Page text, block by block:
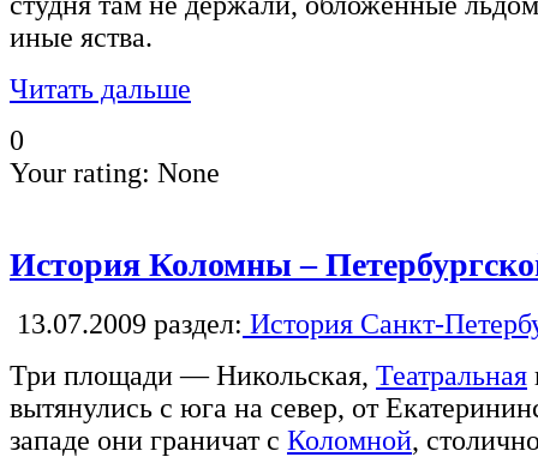
иные яства.
Читать дальше
0
Your rating: None
История Коломны –
13.07.2009 раздел: История Санкт-
Три площади — Никольская, Театральная
вытянулись с юга на север, от
западе они граничат с Коломной,